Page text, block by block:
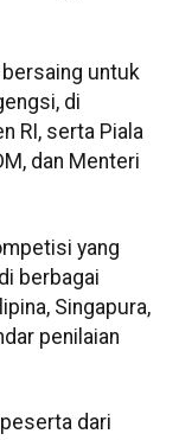
untuk
di
RI, serta Piala
dan Menteri
yang
berbagai
Singapura,
penilaian
dari